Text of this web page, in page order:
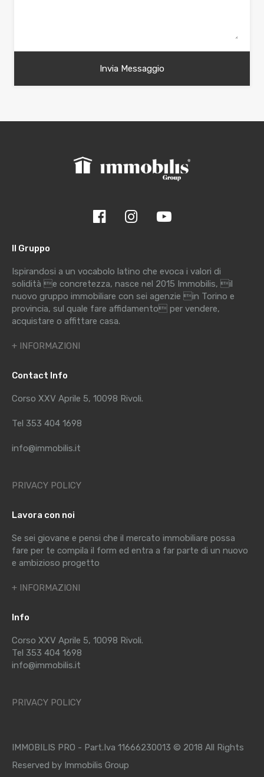
Il Gruppo
Ispirandosi a un vocabolo latino che evoca i valori di
solidità e concretezza, nasce nel 2015 Immobilis, il
nuovo gruppo immobiliare con sei agenzie in Torino e
provincia, sul quale fare affidamento per vendere,
acquistare o affittare casa.
+ INFORMAZIONI
Contact Info
Corso XXV Aprile 5, 10098 Rivoli.
Tel 353 404 1698
info@immobilis.it
PRIVACY POLICY
Lavora con noi
Se sei giovane e pensi che il mercato immobiliare possa
fare per te compila il form ed entra a far parte di un nuovo
e ambizioso progetto
+ INFORMAZIONI
Info
Corso XXV Aprile 5, 10098 Rivoli.
Tel 353 404 1698
info@immobilis.it
PRIVACY POLICY
IMMOBILIS PRO - Part.Iva 11666230013 © 2018 All Rights
Reserved by Immobilis Group